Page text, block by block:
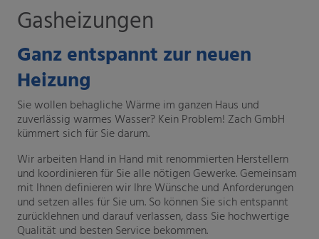
Gasheizungen
Ganz entspannt zur neuen
Heizung
Sie wollen behagliche Wärme im ganzen Haus und
zuverlässig warmes Wasser? Kein Problem! Zach GmbH
kümmert sich für Sie darum.
Wir arbeiten Hand in Hand mit renommierten Herstellern
und koordinieren für Sie alle nötigen Gewerke. Gemeinsam
mit Ihnen definieren wir Ihre Wünsche und Anforderungen
und setzen alles für Sie um. So können Sie sich entspannt
zurücklehnen und darauf verlassen, dass Sie hochwertige
Qualität und besten Service bekommen.